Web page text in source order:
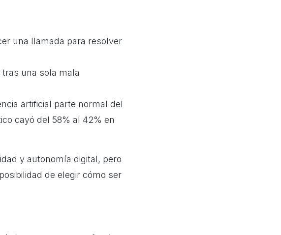
una llamada para resolver
una sola mala
artificial parte normal del
cayó del 58% al 42% en
y autonomía digital, pero
de elegir cómo ser